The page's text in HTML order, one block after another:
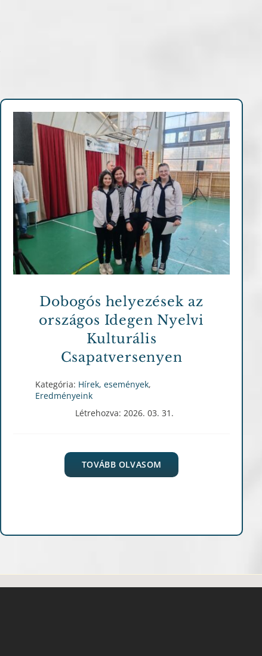
Hírek, események Eredményeink
Dobogós helyezések az
országos Idegen Nyelvi
Kulturális
Csapatversenyen
Kategória: Hírek, események,
Eredményeink
Létrehozva: 2026. 03. 31.
TOVÁBB OLVASOM